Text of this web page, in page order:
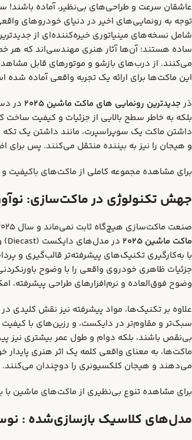
توجه به رونمایی‌های اخیر در دنیای خودروهای
شامل نسخه‌های مینیاتوری خیره‌کننده‌ای از
ساده هستند؛ آن‌ها آثار هنری مهندسی‌اند که هر
می‌کنند. از درب‌های بازشو و موتورهای قابل
این ماکت‌ها برای ارائه یک تجربه واقعی آماده شده
ذر جدیدترین رونمایی‌ های ماکت ماشین ۲۰۲۵
در
بلکه به خاطر سطح بالایی از جزئیات و کیفیت
داشتن ماکت یک سوپراسپرت، مانند داشتن یک تکه
و هیجان را نیز به بیننده منتقل می‌کنند. پس
برای مشاهده مجموعه کاملی از ماکت‌های باکیفیت و
جهش تکنولوژی در ماکت‌سازی:
صنعت ماکت‌سازی هیچ‌گاه ثابت نمی‌ماند و سال ۲۰۲۵ نویدبخش جهش‌های بزرگی در تکنیک‌ها و متریال‌های ساخت است.
ماکت ماشین ۲۰۲۵
با به‌کارگیری تکنیک‌های پیشرفته‌تر قالب‌گیری و
جزئیات ظاهری خودروی واقعی را با وضوح
وضوح فوق‌العاده و نرم‌افزارهای طراحی پیشرفته،
علاوه بر تکنیک‌ها، مواد پیشرفته نیز نقش کلیدی در
سبک‌تر و مقاوم‌تر در دایکست، و رزین‌های با کیفیت
بی‌نقص باشند، بلکه دوام و طول عمر بیشتری نیز
ماکت‌ها، به معنای واقعی کلمه یک اثر هنری
می‌دهند و هیجان کلکسیونری را دوچندان می‌کنند.
برای مشاهده تنوع بی‌نظیری از ماکت‌های ماشین با
مدل‌های کلاسیک بازسازی‌شده :